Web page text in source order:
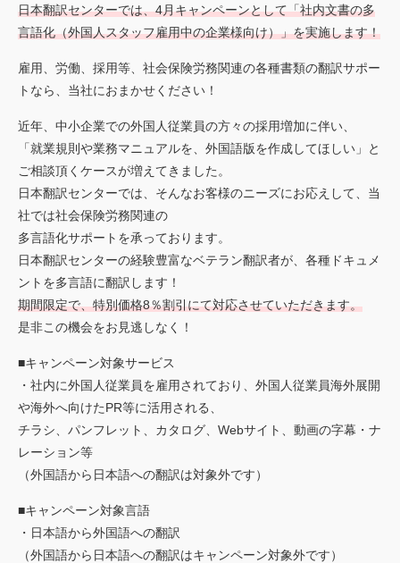
日本翻訳センターでは、4月キャンペーンとして「社内文書の多
言語化（外国人スタッフ雇用中の企業様向け）」を実施します！
雇用、労働、採用等、社会保険労務関連の各種書類の翻訳サポー
トなら、当社におまかせください！
近年、中小企業での外国人従業員の方々の採用増加に伴い、
「就業規則や業務マニュアルを、外国語版を作成してほしい」と
ご相談頂くケースが増えてきました。
日本翻訳センターでは、そんなお客様のニーズにお応えして、当
社では社会保険労務関連の
多言語化サポートを承っております。
日本翻訳センターの経験豊富なベテラン翻訳者が、各種ドキュメ
ントを多言語に翻訳します！
期間限定で、特別価格8％割引にて対応させていただきます。
是非この機会をお見逃しなく！
■キャンペーン対象サービス
・社内に外国人従業員を雇用されており、外国人従業員海外展開
や海外へ向けたPR等に活用される、
チラシ、パンフレット、カタログ、Webサイト、動画の字幕・ナ
レーション等
（外国語から日本語への翻訳は対象外です）
■キャンペーン対象言語
・日本語から外国語への翻訳
（外国語から日本語への翻訳はキャンペーン対象外です）